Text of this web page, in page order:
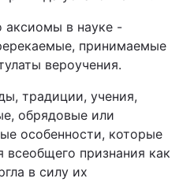
в науке -
принимаемые
вероучения.
традиции, учения,
обрядовые или
особенности, которые
всеобщего признания как
в силу их